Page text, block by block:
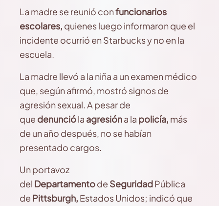
La madre se reunió confuncionarios
escolares, quienes luego informaron que el
incidente ocurrió en Starbucks y no en la
escuela.
La madre llevó a la niña a un examen médico
que, según afirmó, mostró signos de
agresión sexual. A pesar de
que denuncióla agresióna la policía, más
de un año después, no se habían
presentado cargos.
Un portavoz
del Departamentode SeguridadPública
de Pittsburgh, Estados Unidos; indicó que